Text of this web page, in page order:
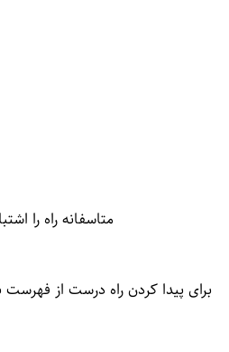
متاسفانه راه را
برای پیدا کردن راه درست از فهرست